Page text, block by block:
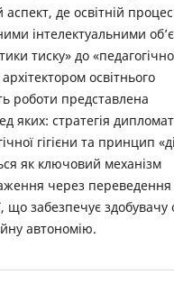
де освітній
інтелектуальними
тиску» до
освітнього
роботи представлена
яких: стратегія
гігієни та принцип
як ключовий механізм
через переведення
що забезпечує здобувачу
автономію.